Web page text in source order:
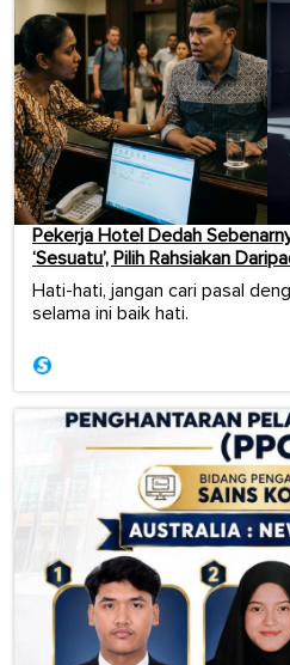
Pekerja Hotel Dedah
‘Sesuatu’, Pilih Rahsiakan
Hati-hati, jangan cari pasal
selama ini baik hati.